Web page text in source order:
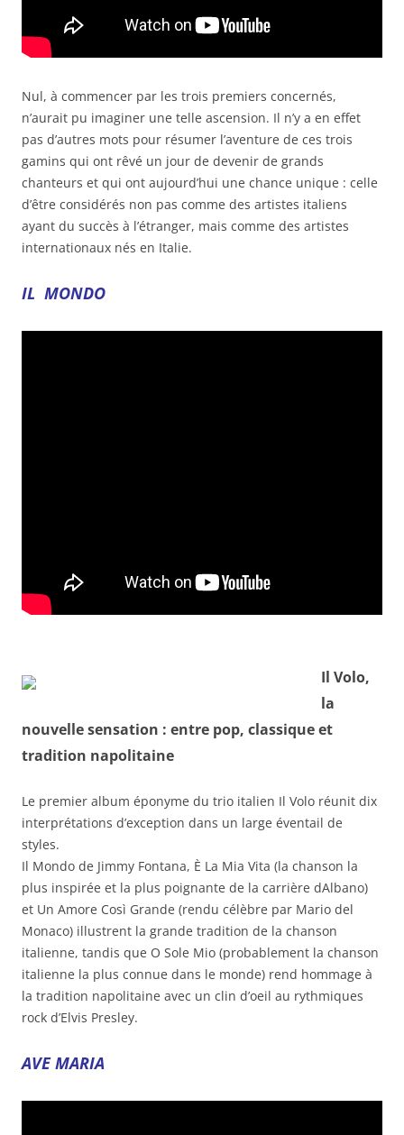
Nul, à commencer par les trois premiers concernés,
n’aurait pu imaginer une telle ascension. Il n’y a en effet
pas d’autres mots pour résumer l’aventure de ces trois
gamins qui ont rêvé un jour de devenir de grands
chanteurs et qui ont aujourd’hui une chance unique : celle
d’être considérés non pas comme des artistes italiens
ayant du succès à l’étranger, mais comme des artistes
internationaux nés en Italie.
IL MONDO
Il Volo,
la
nouvelle sensation : entre pop, classique et
tradition napolitaine
Le premier album éponyme du trio italien Il Volo réunit dix
interprétations d’exception dans un large éventail de
styles. 
Il Mondo de Jimmy Fontana, È La Mia Vita (la chanson la
plus inspirée et la plus poignante de la carrière dAlbano)
et Un Amore Così Grande (rendu célèbre par Mario del
Monaco) illustrent la grande tradition de la chanson
italienne, tandis que O Sole Mio (probablement la chanson
italienne la plus connue dans le monde) rend hommage à
la tradition napolitaine avec un clin d’oeil au rythmiques
rock d’Elvis Presley.
AVE MARIA